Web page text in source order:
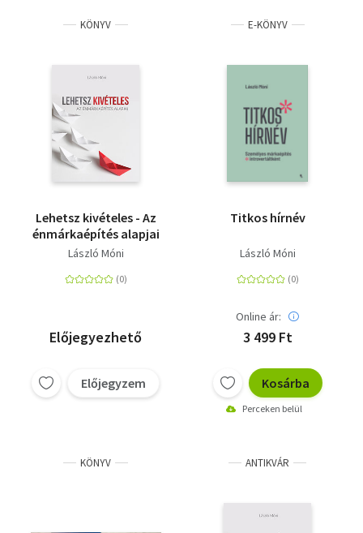
KÖNYV
Lehetsz kivételes - Az
énmárkaépítés alapjai
László Móni
Előjegyezhető
Előjegyzem
E-KÖNYV
Titkos hírnév
László Móni
Online ár:
3 499 Ft
Kosárba
Perceken belül
KÖNYV ANTIKVÁR